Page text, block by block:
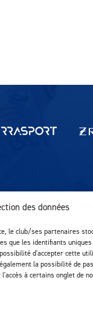
des données
le club/ses partenaires
que les identifiants
d'accepter cette
la possibilité de
à certains onglet de